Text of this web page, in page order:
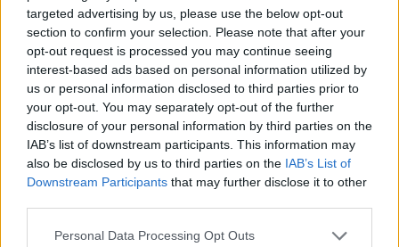
targeted advertising by us, please use the below opt-out
section to confirm your selection. Please note that after your
opt-out request is processed you may continue seeing
interest-based ads based on personal information utilized by
us or personal information disclosed to third parties prior to
your opt-out. You may separately opt-out of the further
disclosure of your personal information by third parties on the
IAB’s list of downstream participants. This information may
also be disclosed by us to third parties on the IAB’s List of
Downstream Participants that may further disclose it to other
Personal Data Processing Opt Outs